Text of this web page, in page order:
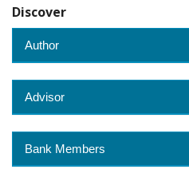
Discover
Author
Advisor
Bank Members